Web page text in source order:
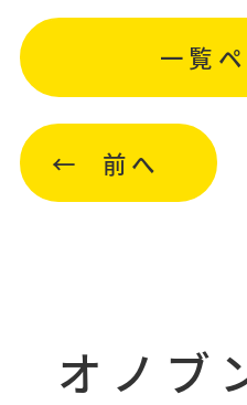
前へ
一覧
オノブ